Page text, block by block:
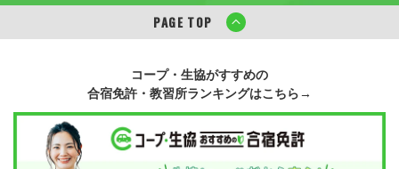
PAGE TOP
コープ・生協がすすめの
合宿免許・教習所ランキングはこちら→